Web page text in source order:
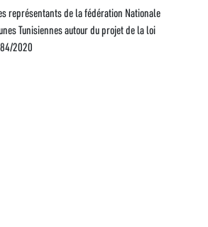
représentants de la fédération Nationale
Tunisiennes autour du projet de la loi
2020